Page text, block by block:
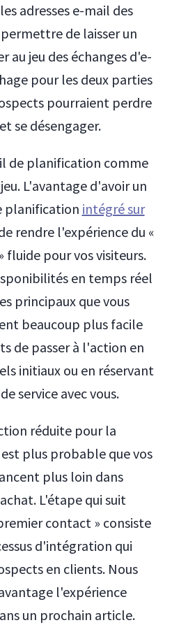
adresses e-mail des
de laisser un
au jeu des échanges d'e-
pour les deux parties
pourraient perdre
se désengager.
de planification comme
L'avantage d'avoir un
planification intégré sur
rendre l'expérience du «
fluide pour vos visiteurs.
en temps réel
principaux que vous
beaucoup plus facile
de passer à l'action en
initiaux ou en réservant
service avec vous.
réduite pour la
plus probable que vos
plus loin dans
L'étape qui suit
contact » consiste
d'intégration qui
en clients. Nous
l'expérience
un prochain article.